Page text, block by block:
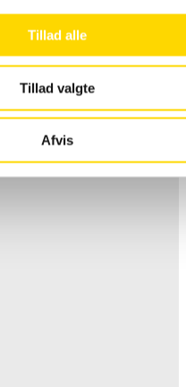
Tillad alle
Tillad valgte
Afvis